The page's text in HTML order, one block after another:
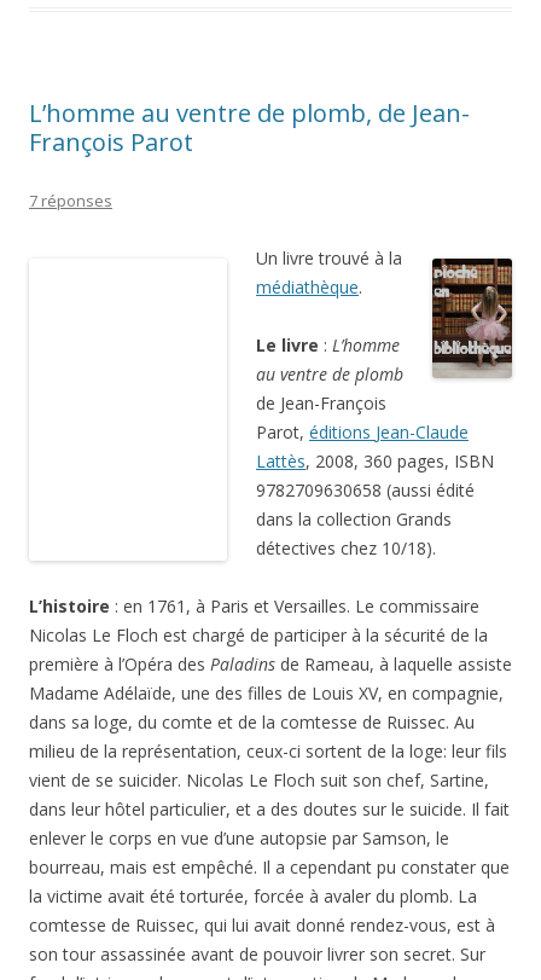
L’homme au ventre de plomb, de Jean-
François Parot
7 réponses
Un livre trouvé à la
médiathèque.
Le livre : L’homme
au ventre de plomb
éditionsJean-Claude
, 2008, 360 pages, ISBN 9782709630658 (aussi édité
dans la collection Grands détectives chez 10/18).
: en 1761, à Paris et Versailles. Le commissaire
Nicolas Le Floch est chargé de participer à la sécurité de la
Madame Adélaïde, une des filles de Louis XV, en compagnie,
dans sa loge, du comte et de la comtesse de Ruissec. Au
milieu de la représentation, ceux-ci sortent de la loge: leur fils
vient de se suicider. Nicolas Le Floch suit son chef, Sartine,
dans leur hôtel particulier, et a des doutes sur le suicide. Il fait
enlever le corps en vue d’une autopsie par Samson, le
bourreau, mais est empêché. Il a cependant pu constater que
la victime avait été torturée, forcée à avaler du plomb. La
comtesse de Ruissec, qui lui avait donné rendez-vous, est à
son tour assassinée avant de pouvoir livrer son secret. Sur
fond d’intrigues de cour et d’intervention de Madame de
Pompadour, il mène l’enquête à Paris et à Versailles…